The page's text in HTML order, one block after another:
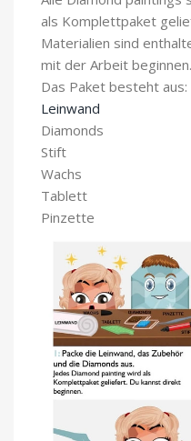
als Komplettpaket
Materialien sind
mit der Arbeit beginnen.
Das Paket besteht aus:
Leinwand
Diamonds
Stift
Wachs
Tablett
Pinzette